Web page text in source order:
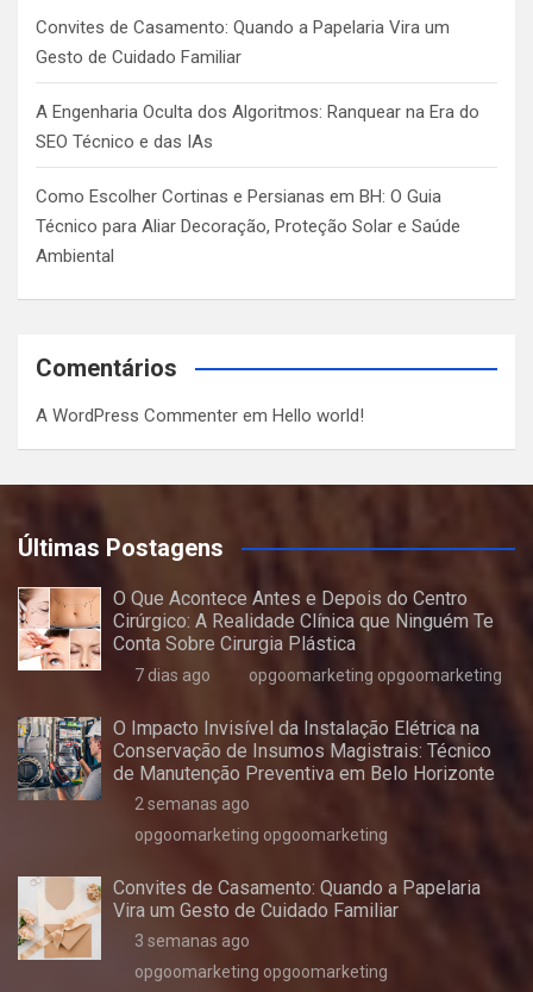
Convites de Casamento: Quando a Papelaria Vira um
Gesto de Cuidado Familiar
A Engenharia Oculta dos Algoritmos: Ranquear na Era do
SEO Técnico e das IAs
Como Escolher Cortinas e Persianas em BH: O Guia
Técnico para Aliar Decoração, Proteção Solar e Saúde
Ambiental
Comentários
A WordPress Commenter em Hello world!
Últimas Postagens
O Que Acontece Antes e Depois do Centro
Cirúrgico: A Realidade Clínica que Ninguém Te
Conta Sobre Cirurgia Plástica
7 dias ago opgoomarketing opgoomarketing
O Impacto Invisível da Instalação Elétrica na
Conservação de Insumos Magistrais: Técnico
de Manutenção Preventiva em Belo Horizonte
2 semanas ago
opgoomarketing opgoomarketing
Convites de Casamento: Quando a Papelaria
Vira um Gesto de Cuidado Familiar
3 semanas ago
opgoomarketing opgoomarketing